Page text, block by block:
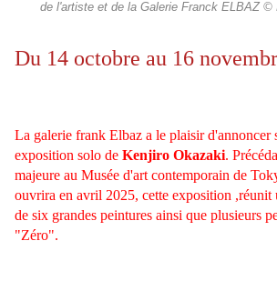
de l'artiste et de la Galerie Franck ELBAZ ©
Du 14 octobre au 16
La galerie frank Elbaz a le plaisir d'annoncer
exposition solo de Kenjiro Okazaki.
majeure au Musée d'art contemporain de
ouvrira en avril 2025, cette exposition ,réunit
de six grandes peintures ainsi que plusieurs
"Zéro".